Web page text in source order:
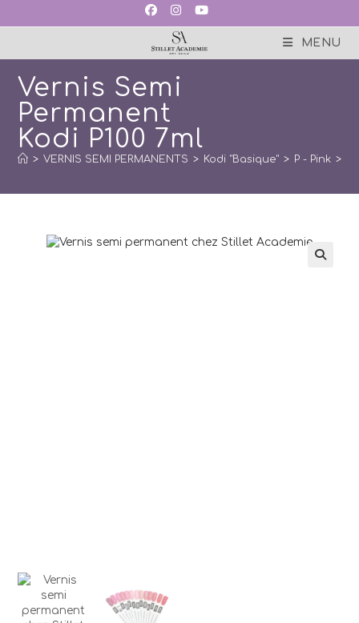
MENU
Vernis Semi
Permanent
Kodi P100 7ml
> VERNIS SEMI PERMANENTS > Kodi "Basique" > P - Pink >